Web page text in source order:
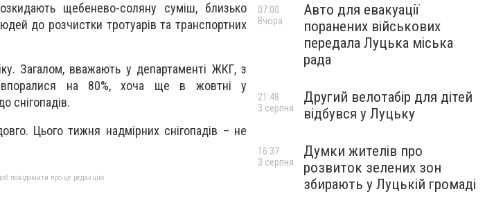
щебенево-соляну суміш, близько
до розчистки тротуарів та транспортних
Загалом, вважають у департаменті ЖКГ, з
впоралися на 80%, хоча ще в жовтні у
снігопадів.
Цього тижня надмірних снігопадів – не
повідомити про це редакцію
Авто для евакуації
поранених військових
передала Луцька міська
рада
07:00
Вчора
Другий велотабір для дітей
відбувся у Луцьку
21:48
3 серпня
Думки жителів про
розвиток зелених зон
збирають у Луцькій громаді
16:37
3 серпня